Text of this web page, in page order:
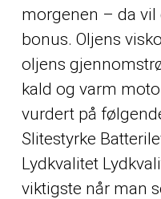
morgenen – da
bonus. Oljens
oljens
kald og varm
vurdert på
Slitestyrke
Lydkvalitet
viktigste når man